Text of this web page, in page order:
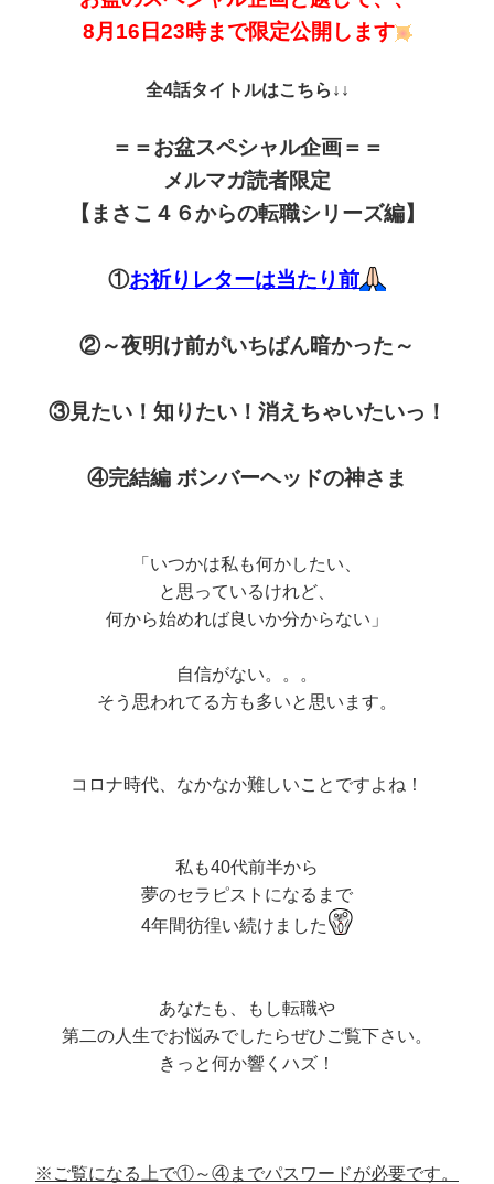
8月16日23時まで限定公開します
全4話タイトルはこちら↓↓
＝＝お盆スペシャル企画＝＝
メルマガ読者限定
【まさこ４６からの転職シリーズ編】
①お祈りレターは当たり前
②～夜明け前がいちばん暗かった～
③見たい！知りたい！消えちゃいたいっ！
④完結編 ボンバーヘッドの神さま
「いつかは私も何かしたい、
と思っているけれど、
何から始めれば良いか分からない」
自信がない。。。
そう思われてる方も多いと思います。
コロナ時代、なかなか難しいことですよね！
私も40代前半から
夢のセラピストになるまで
4年間彷徨い続けました
あなたも、もし転職や
第二の人生でお悩みでしたらぜひご覧下さい。
きっと何か響くハズ！
※ご覧になる上で①～④までパスワードが必要です。